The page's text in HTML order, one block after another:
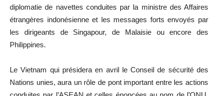
diplomatie de navettes conduites par la ministre des Affaires
étrangères indonésienne et les messages forts envoyés par
les dirigeants de Singapour, de Malaisie ou encore des
Philippines.
Le Vietnam qui présidera en avril le Conseil de sécurité des
Nations unies, aura un rôle de pont important entre les actions